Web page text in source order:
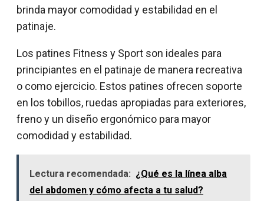
brinda mayor comodidad y estabilidad en el
patinaje.
Los patines Fitness y Sport son ideales para
principiantes en el patinaje de manera recreativa
o como ejercicio. Estos patines ofrecen soporte
en los tobillos, ruedas apropiadas para exteriores,
freno y un diseño ergonómico para mayor
comodidad y estabilidad.
Lectura recomendada: ¿Qué es la línea alba
del abdomen y cómo afecta a tu salud?